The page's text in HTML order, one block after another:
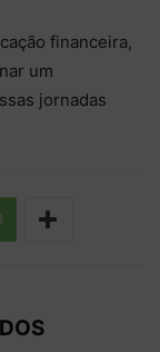
financeira,
um
jornadas